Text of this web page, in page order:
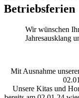
Betriebsferien
Wir wünschen
Jahresausklang
Mit Ausnahme
Unsere Kitas und